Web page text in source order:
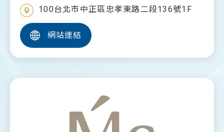
100台北市中正區忠孝東路二段136號1F
網站連結